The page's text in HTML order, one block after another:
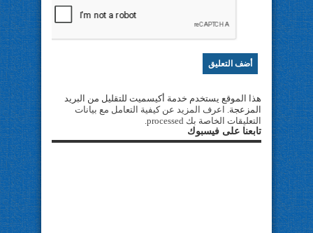
هذا الموقع يستخدم خدمة أكيسميت للتقليل من البريد
المزعجة. اعرف المزيد عن كيفية التعامل مع بيانات
التعليقات الخاصة بك processed
.
تابعنا على فيسبوك